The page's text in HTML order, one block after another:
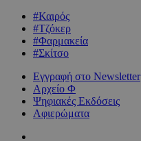
#Καιρός
#Τζόκερ
#Φαρμακεία
#Σκίτσο
Εγγραφή στο Newsletter
Αρχείο Φ
Ψηφιακές Εκδόσεις
Αφιερώματα